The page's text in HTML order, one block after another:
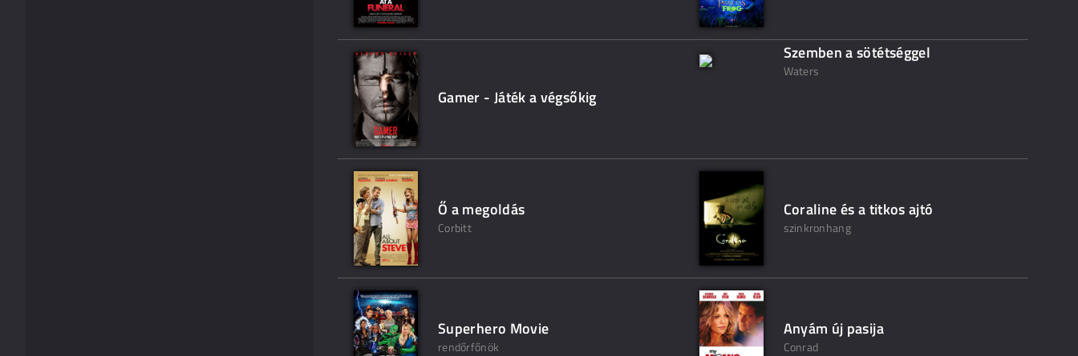
Gamer - Játék a végsőkig
Szemben a sötétséggel
Waters
Ő a megoldás
Corbitt
Coraline és a titkos ajtó
szinkronhang
Superhero Movie
rendőrfőnök
Anyám új pasija
Conrad